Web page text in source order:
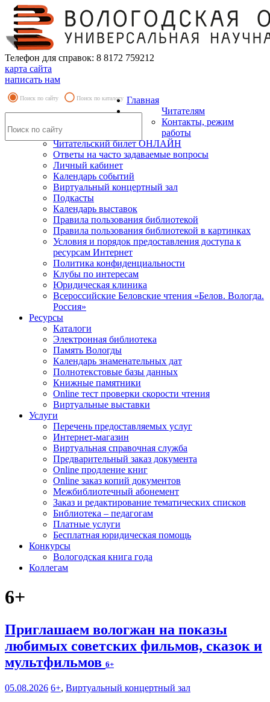
Телефон для справок: 8 8172 759212
карта сайта
написать нам
Поиск по сайту Поиск по каталогу Главная
Читателям
Контакты, режим
работы
Читательский билет ОНЛАЙН
Ответы на часто задаваемые вопросы
Личный кабинет
Календарь событий
Виртуальный концертный зал
Подкасты
Календарь выставок
Правила пользования библиотекой
Правила пользования библиотекой в картинках
Условия и порядок предоставления доступа к
ресурсам Интернет
Политика конфиденциальности
Клубы по интересам
Юридическая клиника
Всероссийские Беловские чтения «Белов. Вологда.
Россия»
Ресурсы
Каталоги
Электронная библиотека
Память Вологды
Календарь знаменательных дат
Полнотекстовые базы данных
Книжные памятники
Online тест проверки скорости чтения
Виртуальные выставки
Услуги
Перечень предоставляемых услуг
Интернет-магазин
Виртуальная справочная служба
Предварительный заказ документа
Online продление книг
Online заказ копий документов
Межбиблиотечный абонемент
Заказ и редактирование тематических списков
Библиотека – педагогам
Платные услуги
Бесплатная юридическая помощь
Конкурсы
Вологодская книга года
Коллегам
6+
Приглашаем вологжан на показы
любимых советских фильмов, сказок и
мультфильмов 6+
05.08.2026 6+, Виртуальный концертный зал